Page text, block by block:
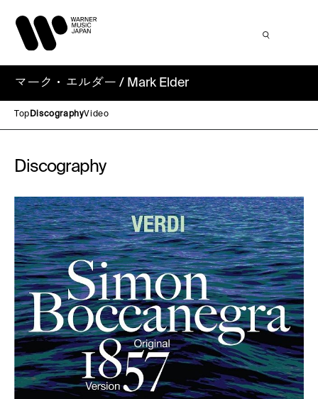
マーク・エルダー / Mark Elder
Top DiscographyVideo
Discography